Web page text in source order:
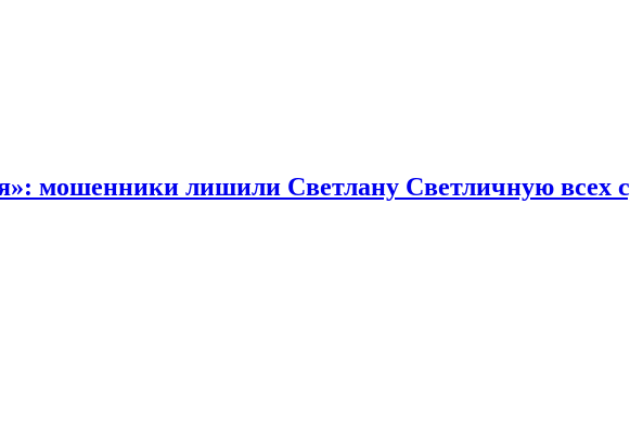
мошенники лишили Светлану Светличную всех